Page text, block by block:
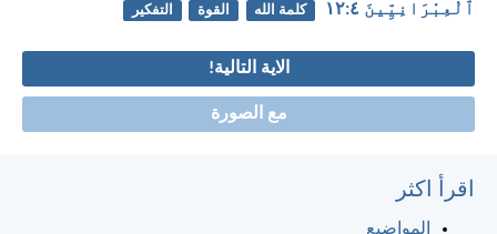
ٱلْعِبْرَانِيِّينَ ٤:‏١٢ كلمة الله القوة التفكير
الاية التالية!
مع الصورة
اقرأ اكثر
المواضيع